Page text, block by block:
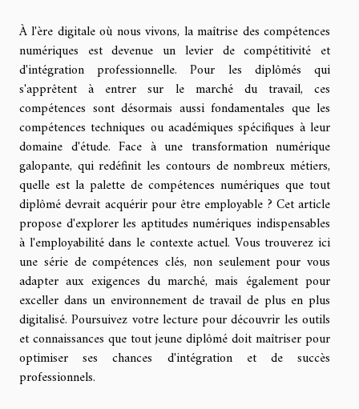
À l'ère digitale où nous vivons, la maîtrise des compétences
numériques est devenue un levier de compétitivité et
d'intégration professionnelle. Pour les diplômés qui
s'apprêtent à entrer sur le marché du travail, ces
compétences sont désormais aussi fondamentales que les
compétences techniques ou académiques spécifiques à leur
domaine d'étude. Face à une transformation numérique
galopante, qui redéfinit les contours de nombreux métiers,
quelle est la palette de compétences numériques que tout
diplômé devrait acquérir pour être employable ? Cet article
propose d'explorer les aptitudes numériques indispensables
à l'employabilité dans le contexte actuel. Vous trouverez ici
une série de compétences clés, non seulement pour vous
adapter aux exigences du marché, mais également pour
exceller dans un environnement de travail de plus en plus
digitalisé. Poursuivez votre lecture pour découvrir les outils
et connaissances que tout jeune diplômé doit maîtriser pour
optimiser ses chances d'intégration et de succès
professionnels.